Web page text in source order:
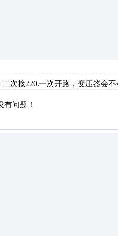
二次接220.一次开路，变压器会
有问题！